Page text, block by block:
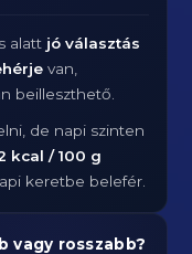
alatt jó választás
van,
beilleszthető.
de napi szinten
kcal / 100 g
keretbe belefér.
vagy rosszabb?